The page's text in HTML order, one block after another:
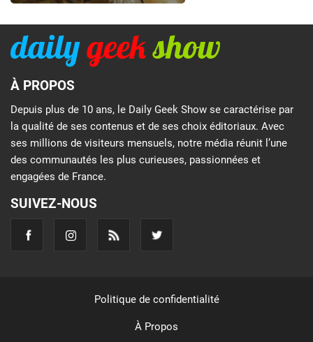
À PROPOS
Depuis plus de 10 ans, le Daily Geek Show se caractérise par
la qualité de ses contenus et de ses choix éditoriaux. Avec
ses millions de visiteurs mensuels, notre média réunit l’une
des communautés les plus curieuses, passionnées et
engagées de France.
SUIVEZ-NOUS
Politique de confidentialité
À Propos